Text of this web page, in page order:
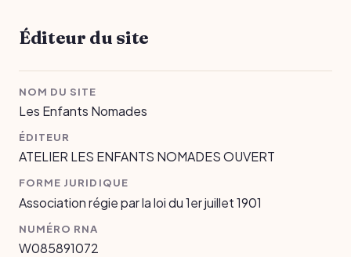
Éditeur du site
NOM DU SITE
Les Enfants Nomades
ÉDITEUR
ATELIER LES ENFANTS NOMADES OUVERT
FORME JURIDIQUE
Association régie par la loi du 1er juillet 1901
NUMÉRO RNA
W085891072